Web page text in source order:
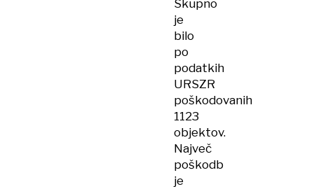
Skupno
je
bilo
po
podatkih
URSZR
poškodovanih
1123
objektov.
Največ
poškodb
je